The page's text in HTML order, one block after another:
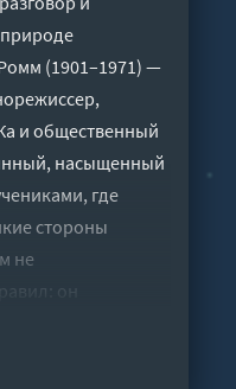
(1901–1971) —
и общественный
насыщенный
где
стороны
не
он